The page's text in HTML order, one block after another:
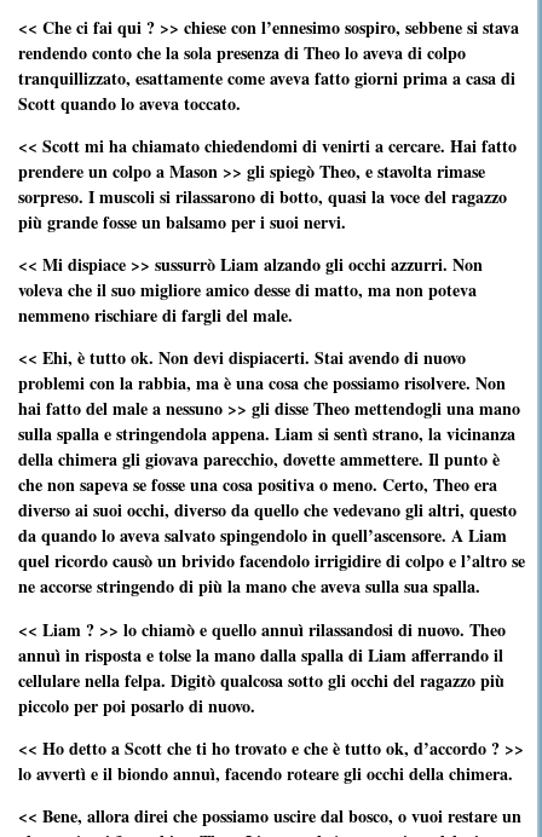
<< Che ci fai qui ? >> chiese con l’ennesimo sospiro, sebbene si stava
rendendo conto che la sola presenza di Theo lo aveva di colpo
tranquillizzato, esattamente come aveva fatto giorni prima a casa di
Scott quando lo aveva toccato.
<< Scott mi ha chiamato chiedendomi di venirti a cercare. Hai fatto
prendere un colpo a Mason >> gli spiegò Theo, e stavolta rimase
sorpreso. I muscoli si rilassarono di botto, quasi la voce del ragazzo
più grande fosse un balsamo per i suoi nervi.
<< Mi dispiace >> sussurrò Liam alzando gli occhi azzurri. Non
voleva che il suo migliore amico desse di matto, ma non poteva
nemmeno rischiare di fargli del male.
<< Ehi, è tutto ok. Non devi dispiacerti. Stai avendo di nuovo
problemi con la rabbia, ma è una cosa che possiamo risolvere. Non
hai fatto del male a nessuno >> gli disse Theo mettendogli una mano
sulla spalla e stringendola appena. Liam si sentì strano, la vicinanza
della chimera gli giovava parecchio, dovette ammettere. Il punto è
che non sapeva se fosse una cosa positiva o meno. Certo, Theo era
diverso ai suoi occhi, diverso da quello che vedevano gli altri, questo
da quando lo aveva salvato spingendolo in quell’ascensore. A Liam
quel ricordo causò un brivido facendolo irrigidire di colpo e l’altro se
ne accorse stringendo di più la mano che aveva sulla sua spalla.
<< Liam ? >> lo chiamò e quello annuì rilassandosi di nuovo. Theo
annuì in risposta e tolse la mano dalla spalla di Liam afferrando il
cellulare nella felpa. Digitò qualcosa sotto gli occhi del ragazzo più
piccolo per poi posarlo di nuovo.
<< Ho detto a Scott che ti ho trovato e che è tutto ok, d’accordo ? >>
lo avvertì e il biondo annuì, facendo roteare gli occhi della chimera.
<< Bene, allora direi che possiamo uscire dal bosco, o vuoi restare un